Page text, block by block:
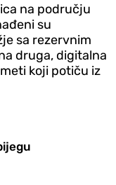
na području
su
sa rezervnim
druga, digitalna
koji potiču iz